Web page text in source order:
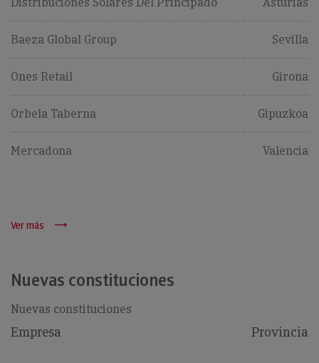
Baeza Global Group Sevilla
Ones Retail Girona
Orbela Taberna Gipuzkoa
Mercadona Valencia
Ver más
Nuevas constituciones
Nuevas constituciones
Empresa Provincia